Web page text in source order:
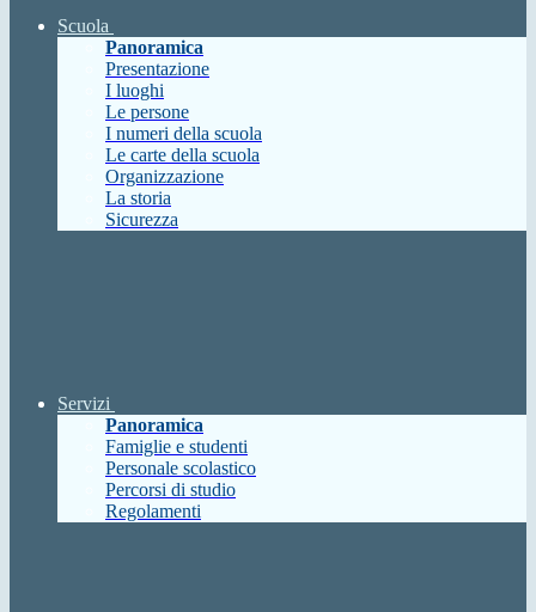
Scuola
Panoramica
Presentazione
I luoghi
Le persone
I numeri della scuola
Le carte della scuola
Organizzazione
La storia
Sicurezza
Servizi
Panoramica
Famiglie e studenti
Personale scolastico
Percorsi di studio
Regolamenti